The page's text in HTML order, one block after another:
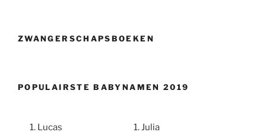
ZWANGERSCHAPSBOEKEN
POPULAIRSTE BABYNAMEN 2019
Lucas Julia